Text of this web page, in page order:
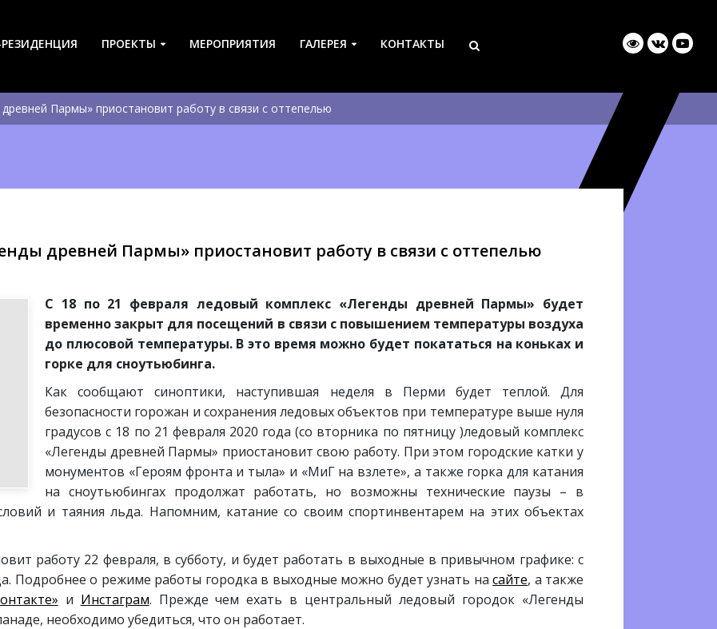
ПРОЕКТЫ МЕРОПРИЯТИЯ ГАЛЕРЕЯ КОНТАКТЫ
Пармы» приостановит работу в связи с оттепелью
древней Пармы» приостановит работу в связи с оттепелью
С 18 по 21 февраля ледовый комплекс «Легенды древней Пармы» будет
временно закрыт для посещений в связи с повышением температуры воздуха
до плюсовой температуры. В это время можно будет покататься на коньках и
горке для сноутьюбинга.
Как сообщают синоптики, наступившая неделя в Перми будет теплой. Для
безопасности горожан и сохранения ледовых объектов при температуре выше нуля
градусов с 18 по 21 февраля 2020 года (со вторника по пятницу )ледовый комплекс
«Легенды древней Пармы» приостановит свою работу. При этом городские катки у
монументов «Героям фронта и тыла» и «МиГ на взлете», а также горка для катания
на сноутьюбингах продолжат работать, но возможны технические паузы – в
и таяния льда. Напомним, катание со своим спортинвентарем на этих объектах
работу 22 февраля, в субботу, и будет работать в выходные в привычном графике: с
Подробнее о режиме работы городка в выходные можно будет узнать насайте, а также
и Инстаграм. Прежде чем ехать в центральный ледовый городок «Легенды
необходимо убедиться, что он работает.